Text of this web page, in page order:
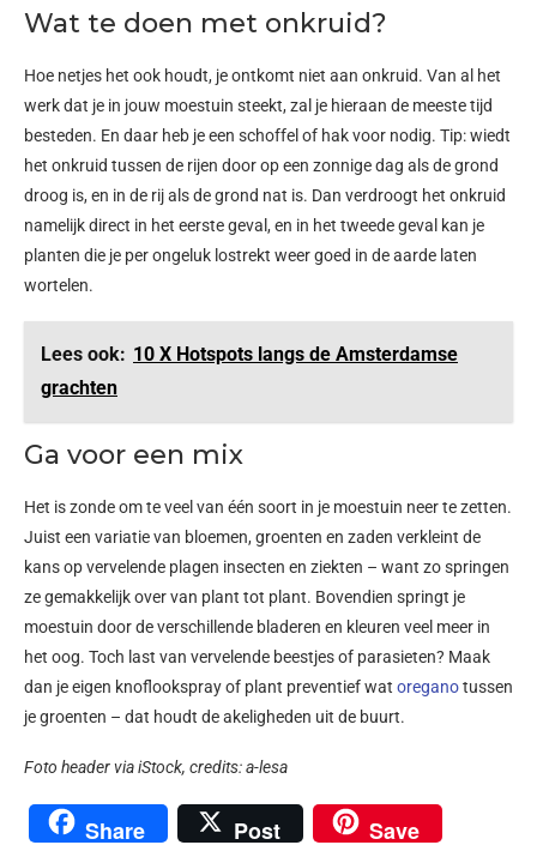
Wat te doen met onkruid?
Hoe netjes het ook houdt, je ontkomt niet aan onkruid. Van al het
werk dat je in jouw moestuin steekt, zal je hieraan de meeste tijd
besteden. En daar heb je een schoffel of hak voor nodig. Tip: wiedt
het onkruid tussen de rijen door op een zonnige dag als de grond
droog is, en in de rij als de grond nat is. Dan verdroogt het onkruid
namelijk direct in het eerste geval, en in het tweede geval kan je
planten die je per ongeluk lostrekt weer goed in de aarde laten
wortelen.
Lees ook: 10 X Hotspots langs de Amsterdamse
grachten
Ga voor een mix
Het is zonde om te veel van één soort in je moestuin neer te zetten.
Juist een variatie van bloemen, groenten en zaden verkleint de
kans op vervelende plagen insecten en ziekten – want zo springen
ze gemakkelijk over van plant tot plant. Bovendien springt je
moestuin door de verschillende bladeren en kleuren veel meer in
het oog. Toch last van vervelende beestjes of parasieten? Maak
dan je eigen knoflookspray of plant preventief wat oreganotussen
je groenten – dat houdt de akeligheden uit de buurt.
Foto header via iStock, credits:a-lesa
Share Post Save